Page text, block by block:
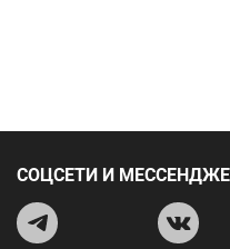
СОЦСЕТИ И